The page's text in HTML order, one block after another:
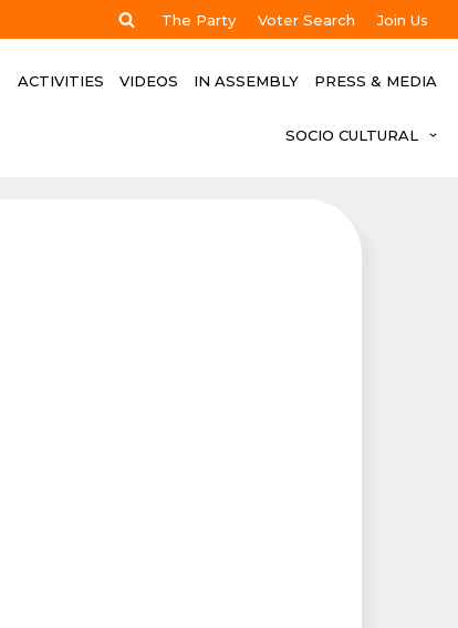
The Party Voter Search Join Us
ACTIVITIES VIDEOS IN ASSEMBLY PRESS & MEDIA
SOCIO CULTURAL